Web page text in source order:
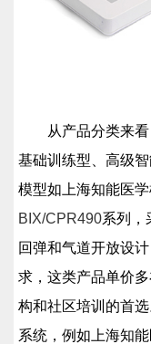
从产品分类来看
基础训练型、高级
模型如上海知能医
BIX/CPR490系列，
回弹和气道开放设
求，这类产品单价
构和社区培训的首
系统，例如上海知